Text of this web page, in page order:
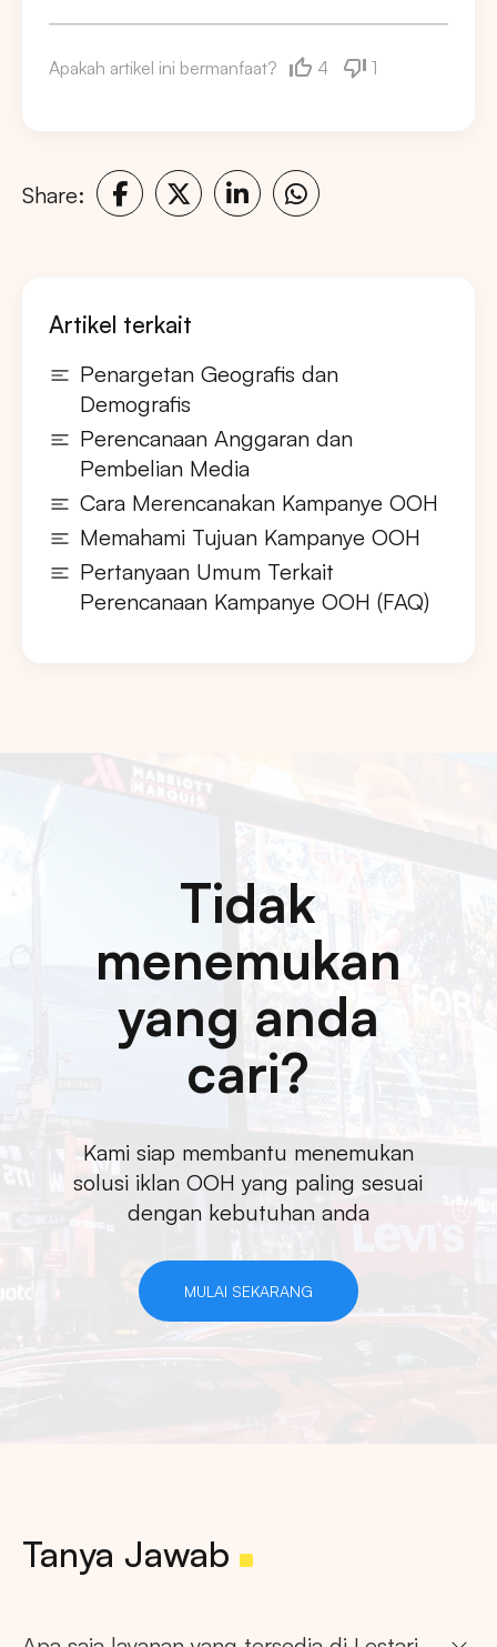
Apakah artikel ini bermanfaat? 4 1
Share:
Artikel terkait
Penargetan Geografis dan
Demografis
Perencanaan Anggaran dan
Pembelian Media
Cara Merencanakan Kampanye OOH
Memahami Tujuan Kampanye OOH
Pertanyaan Umum Terkait
Perencanaan Kampanye OOH (FAQ)
Tidak
menemukan
yang anda
cari?
Kami siap membantu menemukan
solusi iklan OOH yang paling sesuai
dengan kebutuhan anda
MULAI SEKARANG
Tanya Jawab